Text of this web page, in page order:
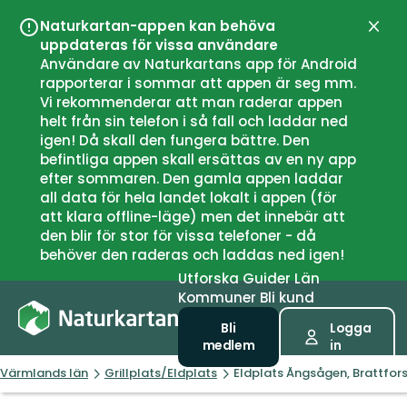
Naturkartan-appen kan behöva
uppdateras för vissa användare
Användare av Naturkartans app för Android
rapporterar i sommar att appen är seg mm.
Vi rekommenderar att man raderar appen
helt från sin telefon i så fall och laddar ned
igen! Då skall den fungera bättre. Den
befintliga appen skall ersättas av en ny app
efter sommaren. Den gamla appen laddar
all data för hela landet lokalt i appen (för
att klara offline-läge) men det innebär att
den blir för stor för vissa telefoner - då
behöver den raderas och laddas ned igen!
UtforskaGuiderLän
Kommuner Bli kund
Bli
medlem
Logga
in
Värmlands län Grillplats/Eldplats Eldplats Ångsågen,